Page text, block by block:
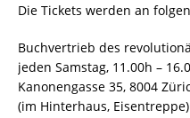
Die Tickets werden an
Buchvertrieb des
jeden Samstag, 11.00h –
Kanonengasse 35, 8004
(im Hinterhaus, Eisentreppe)